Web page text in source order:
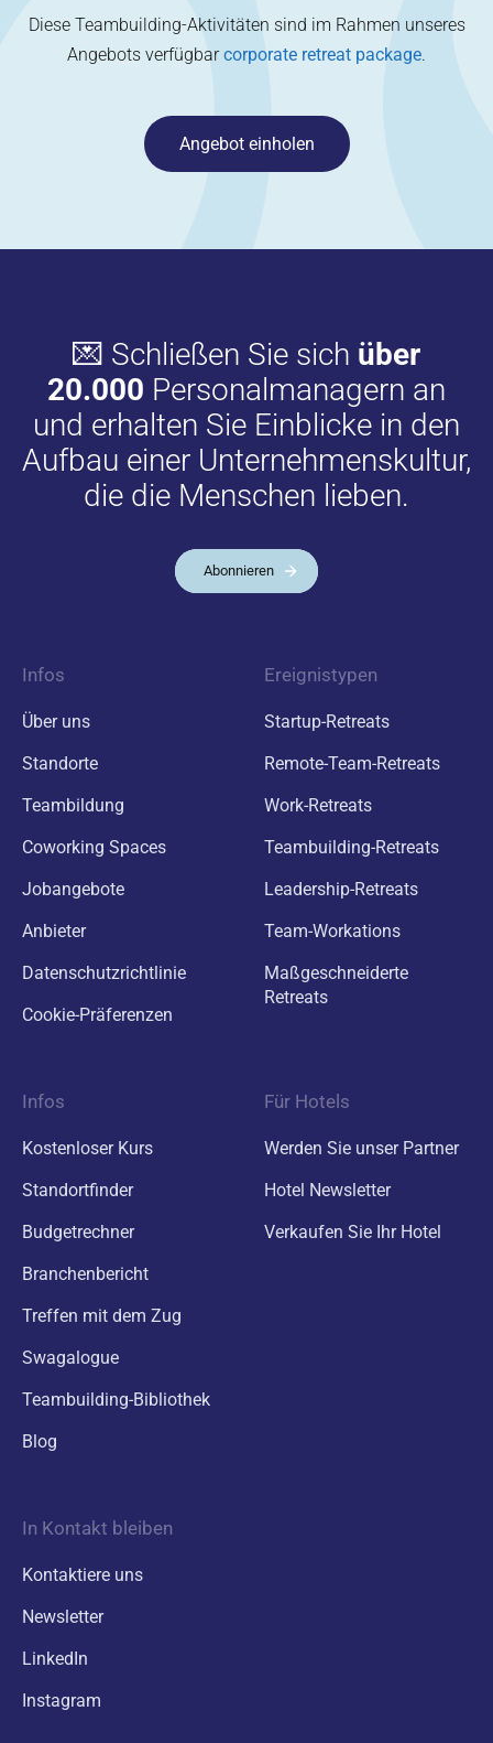
Diese Teambuilding-Aktivitäten sind im Rahmen unseres
Angebots verfügbarcorporate retreat package.
Angebot einholen
💌 Schließen Sie sich über
20.000 Personalmanagern an
und erhalten Sie Einblicke in den
Aufbau einer Unternehmenskultur,
die die Menschen lieben.
Abonnieren
Infos
Über uns
Standorte
Teambildung
Coworking Spaces
Jobangebote
Anbieter
Datenschutzrichtlinie
Cookie-Präferenzen
Ereignistypen
Startup-Retreats
Remote-Team-Retreats
Work-Retreats
Teambuilding-Retreats
Leadership-Retreats
Team-Workations
Maßgeschneiderte
Retreats
Infos
Kostenloser Kurs
Standortfinder
Budgetrechner
Branchenbericht
Treffen mit dem Zug
Swagalogue
Teambuilding-Bibliothek
Blog
Für Hotels
Werden Sie unser Partner
Hotel Newsletter
Verkaufen Sie Ihr Hotel
In Kontakt bleiben
Kontaktiere uns
Newsletter
LinkedIn
Instagram